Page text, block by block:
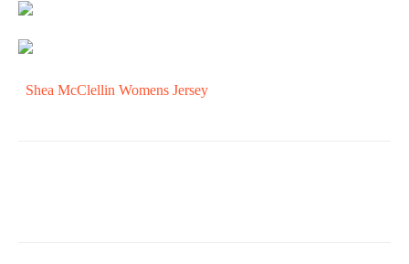
Shea McClellin Womens Jersey